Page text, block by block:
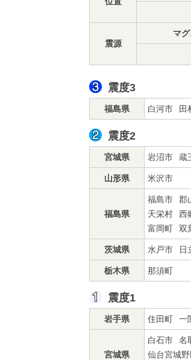
震源
マ
震度3
福島県 白河市 田
震度2
宮城県 岩沼市 蔵
山形県 米沢市
福島県
福島市 郡
天栄村
西
富岡町
双
茨城県 水戸市 日
栃木県 那須町
震度1
岩手県 住田町 一
宮城県
白石市 名
仙台宮城